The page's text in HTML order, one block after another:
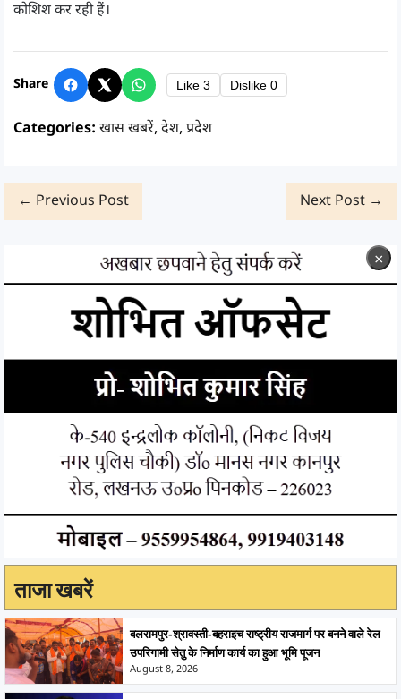
कोशिश कर रही हैं।
Share Like 3 Dislike 0
Categories: खास खबरें, देश, प्रदेश
← Previous Post Next Post →
×
ताजा खबरें
बलरामपुर-श्रावस्ती-बहराइच राष्ट्रीय राजमार्ग पर बनने वाले रेल
उपरिगामी सेतु के निर्माण कार्य का हुआ भूमि पूजन
August 8, 2026